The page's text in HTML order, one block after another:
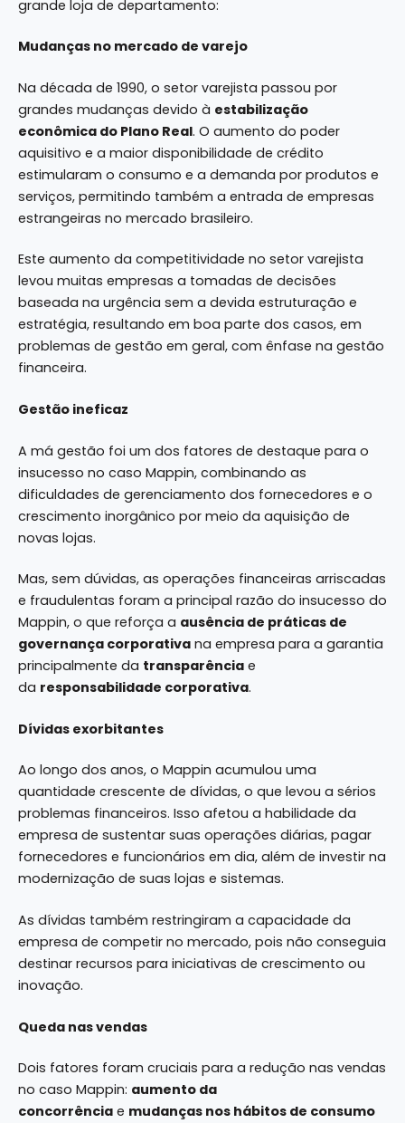
grande loja de departamento:
Mudanças no mercado de varejo
Na década de 1990, o setor varejista passou por
grandes mudanças devido à estabilização
econômica do Plano Real. O aumento do poder
aquisitivo e a maior disponibilidade de crédito
estimularam o consumo e a demanda por produtos e
serviços, permitindo também a entrada de empresas
estrangeiras no mercado brasileiro.
Este aumento da competitividade no setor varejista
levou muitas empresas a tomadas de decisões
baseada na urgência sem a devida estruturação e
estratégia, resultando em boa parte dos casos, em
problemas de gestão em geral, com ênfase na gestão
financeira.
Gestão ineficaz
A má gestão foi um dos fatores de destaque para o
insucesso no caso Mappin, combinando as
dificuldades de gerenciamento dos fornecedores e o
crescimento inorgânico por meio da aquisição de
novas lojas.
Mas, sem dúvidas, as operações financeiras arriscadas
e fraudulentas foram a principal razão do insucesso do
Mappin, o que reforça a ausência de práticas de
governança corporativa na empresa para a garantia
principalmente da transparência e
da responsabilidade corporativa.
Dívidas exorbitantes
Ao longo dos anos, o Mappin acumulou uma
quantidade crescente de dívidas, o que levou a sérios
problemas financeiros. Isso afetou a habilidade da
empresa de sustentar suas operações diárias, pagar
fornecedores e funcionários em dia, além de investir na
modernização de suas lojas e sistemas.
As dívidas também restringiram a capacidade da
empresa de competir no mercado, pois não conseguia
destinar recursos para iniciativas de crescimento ou
inovação.
Queda nas vendas
Dois fatores foram cruciais para a redução nas vendas
no caso Mappin: aumento da
concorrência e mudanças nos hábitos de consumo